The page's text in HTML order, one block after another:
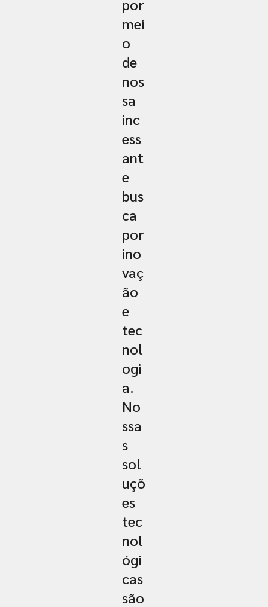
por
mei
o
de
nos
sa
inc
ess
ant
e
bus
ca
por
ino
vaç
ão
e
tec
nol
ogi
a.
No
ssa
s
sol
uçõ
es
tec
nol
ógi
cas
são